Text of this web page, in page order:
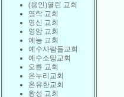
(용인)열린 교회
영락 교회
영신 교회
영암 교회
예능 교회
예수사람들교회
예수소망교회
오륜 교회
온누리교회
온유한교회
왕성 교회